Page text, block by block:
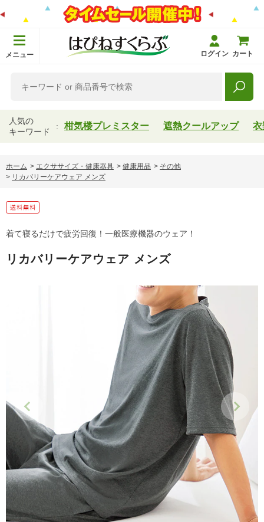
メニュー ログイン カート
人気の
キーワード
柑気楼プレミスター 遮熱クールアップ 衣
ホーム > エクササイズ・健康器具 > 健康用品 > その他
> リカバリーケアウェア メンズ
着て寝るだけで疲労回復！一般医療機器のウェア！
リカバリーケアウェア メンズ